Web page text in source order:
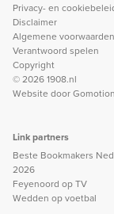
Privacy- en
Disclaimer
Algemene voorwaarden
Verantwoord spelen
Copyright
© 2026 1908.nl
Website doorGomotion
Link partners
Beste Bookmakers
2026
Feyenoord op TV
Wedden op voetbal